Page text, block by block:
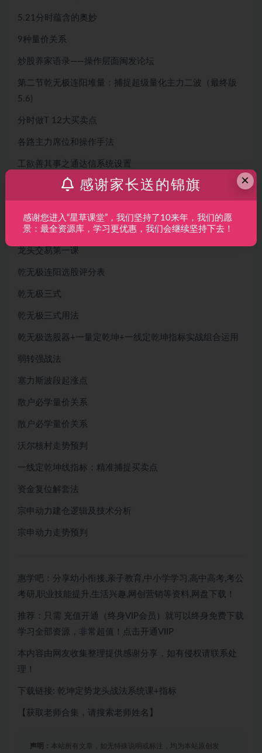
5.21分时蕴含的奥妙
9种量价关系
炒股养家语录——操作层面闽发论坛
第二节乾无极连阳堆量：捕捉超级量化主力二波（最终版
5.6)
分时做T 12大买卖点
各路主力席位和操作手法
工欲善其事之通达信系统设置
股市数据汇0818
龙头操盘思维
龙头交易第一课
乾无极连阳选股评分表
乾无极三式
乾无极三式用法
乾无极选股器+一量定乾坤+一线定乾坤指标实战组合运用
弱转强战法
塞力斯波段起涨点
散户必学量价关系
散户必学量价关系
沃尔核村走势预判
一线定乾坤线指标：精准捕捉买卖点
资金复位解套法
宗申动力建仓逻辑及技术分析
宗申动力走势预判
惠学吧：分享幼小衔接,亲子教育,中小学学习,高中高考,考公
考研,职业技能提升,生活兴趣,网创营销等资料,网盘下载！
推荐：只需 充值开通（终身VIP会员）就可以 终身免费下载
学习全部资源，非常超值！点击开通VIIP
本内容由网友收集整理提供感谢分享，如有侵权请联系处
理！
下载链接: 乾坤定势龙头战法系统课+指标
【获取老师合集，请搜索老师姓名】
声明： 本站所有文章，如无特殊说明或标注，均为本站原创发
×
感谢家长送的锦旗
感谢您进入“星草课堂”，我们坚持了10来年，我们的愿
景：最全资源库，学习更优惠，我们会继续坚持下去！